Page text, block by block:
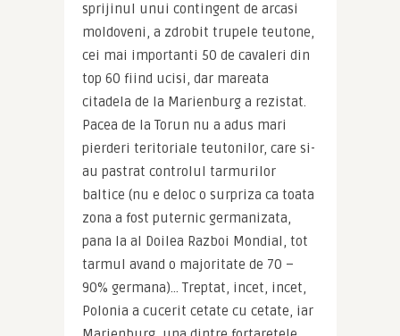
sprijinul unui contingent de arcasi
moldoveni, a zdrobit trupele teutone,
cei mai importanti 50 de cavaleri din
top 60 fiind ucisi, dar mareata
citadela de la Marienburg a rezistat.
Pacea de la Torun nu a adus mari
pierderi teritoriale teutonilor, care si-
au pastrat controlul tarmurilor
baltice (nu e deloc o surpriza ca toata
zona a fost puternic germanizata,
pana la al Doilea Razboi Mondial, tot
tarmul avand o majoritate de 70 –
90% germana)… Treptat, incet, incet,
Polonia a cucerit cetate cu cetate, iar